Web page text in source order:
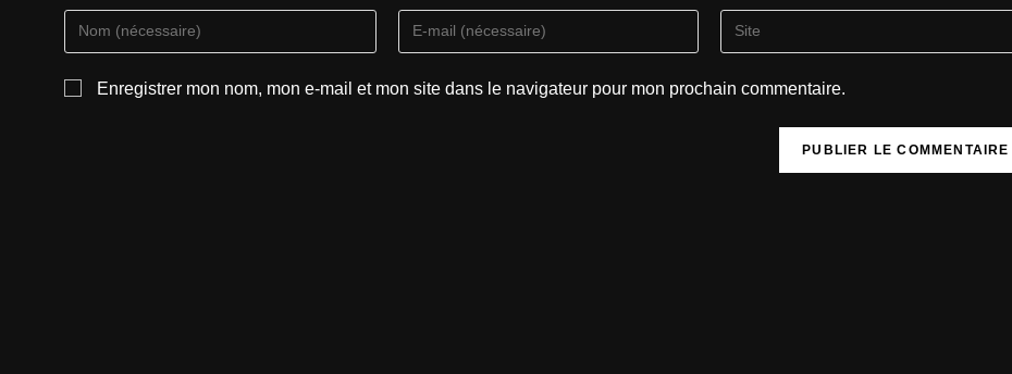
Enregistrer mon nom, mon e-mail et mon site dans le navigateur pour mon prochain commentaire.